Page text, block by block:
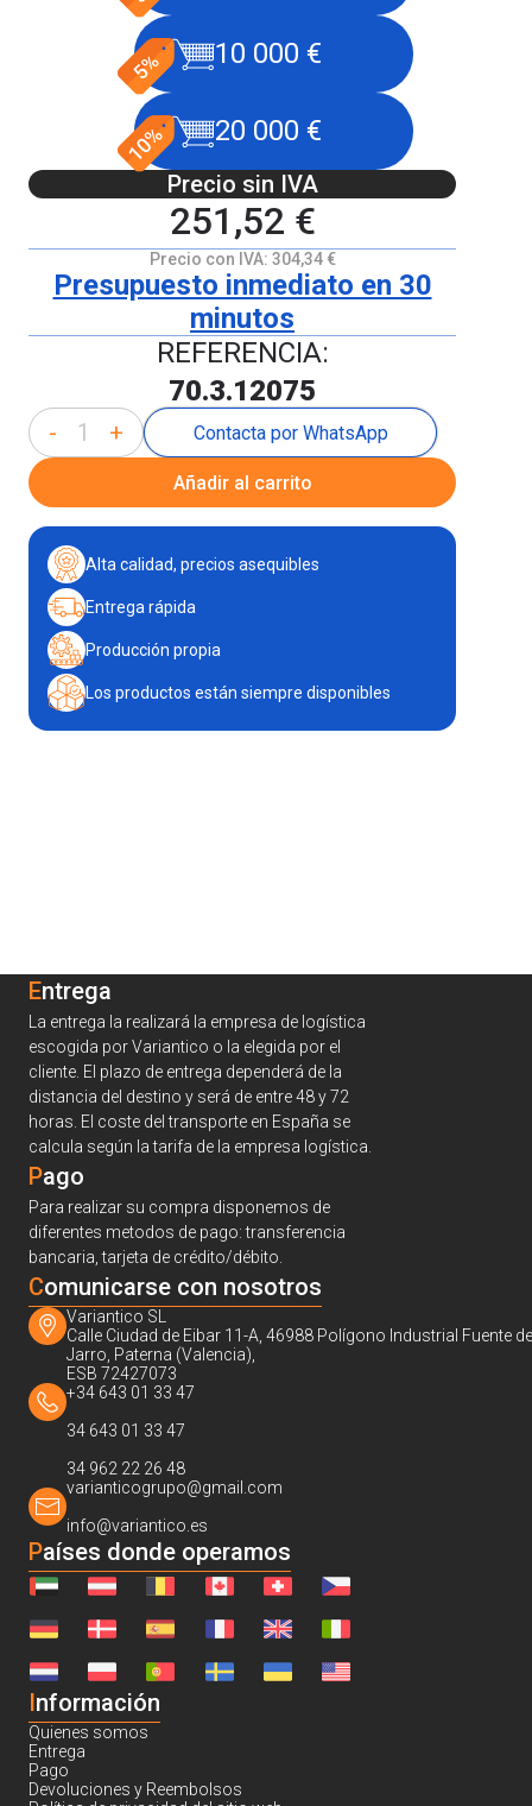
10 000 €
20 000 €
Precio sin IVA
251,52 €
Precio con IVA: 304,34 €
Presupuesto inmediato en 30
minutos
REFERENCIA:
70.3.12075
- + Contacta por WhatsApp
Añadir al carrito
Alta calidad, precios asequibles
Entrega rápida
Producción propia
Los productos están siempre disponibles
Entrega
La entrega la realizará la empresa de logística
escogida por Variantico o la elegida por el
cliente. El plazo de entrega dependerá de la
distancia del destino y será de entre 48 y 72
horas. El coste del transporte en España se
calcula según la tarifa de la empresa logística.
Pago
Para realizar su compra disponemos de
diferentes metodos de pago: transferencia
bancaria, tarjeta de crédito/débito.
Comunicarse con nosotros
Variantico SL
Calle Ciudad de Eibar 11-A, 46988 Polígono Industrial Fuente
Jarro, Paterna (Valencia),
ESB 72427073
+34 643 01 33 47
34 643 01 33 47
34 962 22 26 48
varianticogrupo@gmail.com
info@variantico.es
Países donde operamos
Información
Quienes somos
Entrega
Pago
Devoluciones y Reembolsos